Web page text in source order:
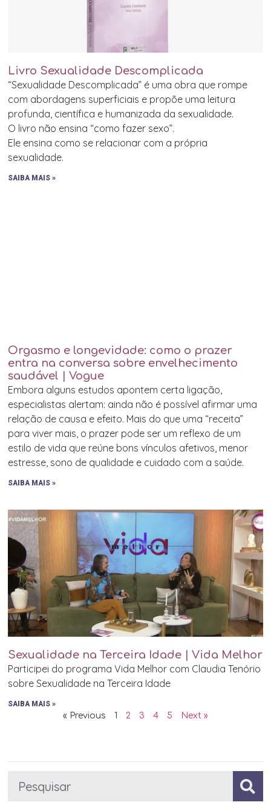
Livro Sexualidade Descomplicada
“Sexualidade Descomplicada” é uma obra que rompe
com abordagens superficiais e propõe uma leitura
profunda, científica e humanizada da sexualidade.
O livro não ensina “como fazer sexo”.
Ele ensina como se relacionar com a própria
sexualidade.
SAIBA MAIS »
Orgasmo e longevidade: como o prazer
entra na conversa sobre envelhecimento
saudável | Vogue
Embora alguns estudos apontem certa ligação,
especialistas alertam: ainda não é possível afirmar uma
relação de causa e efeito. Mais do que uma “receita”
para viver mais, o prazer pode ser um reflexo de um
estilo de vida que reúne bons vínculos afetivos, menor
estresse, sono de qualidade e cuidado com a saúde.
SAIBA MAIS »
Sexualidade na Terceira Idade | Vida Melhor
Participei do programa Vida Melhor com Claudia Tenório
sobre Sexualidade na Terceira Idade
SAIBA MAIS »
« Previous 1 2 3 4 5 Next »